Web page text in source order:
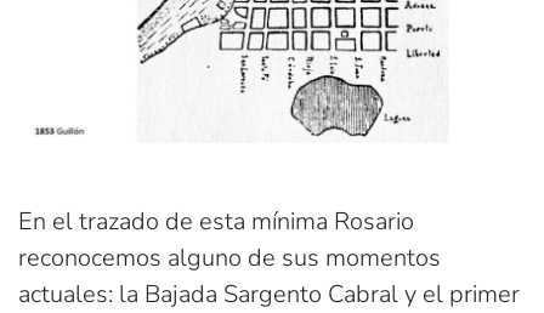
En el trazado de esta mínima Rosario
reconocemos alguno de sus momentos
actuales: la Bajada Sargento Cabral y el primer